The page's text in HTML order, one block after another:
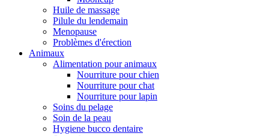
Huile de massage
Pilule du lendemain
Menopause
Problèmes d'érection
Animaux
Alimentation pour animaux
Nourriture pour chien
Nourriture pour chat
Nourriture pour lapin
Soins du pelage
Soin de la peau
Hygiene bucco dentaire